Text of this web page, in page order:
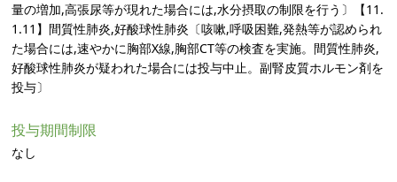
量の増加,高張尿等が現れた場合には,水分摂取の制限を行う〕【11.
1.11】間質性肺炎,好酸球性肺炎〔咳嗽,呼吸困難,発熱等が認められ
た場合には,速やかに胸部X線,胸部CT等の検査を実施。間質性肺炎,
好酸球性肺炎が疑われた場合には投与中止。副腎皮質ホルモン剤を
投与〕
投与期間制限
なし